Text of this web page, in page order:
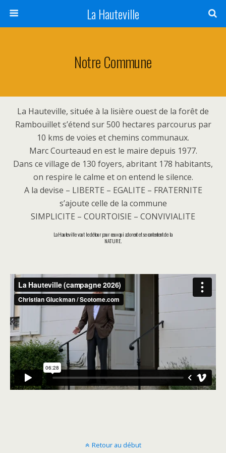
La Hauteville
Notre Commune
La Hauteville, située à la lisière ouest de la forêt de
Rambouillet s’étend sur 500 hectares parcourus par
10 kms de voies et chemins communaux.
Marc Courteaud en est le maire depuis 1977.
Dans ce village de 130 foyers, abritant 178 habitants,
on respire le calme et on entend le silence.
A la devise – LIBERTE – EGALITE – FRATERNITE
s’ajoute celle de la commune
SIMPLICITE – COURTOISIE – CONVIVIALITE
La Hauteville vaut le détour pour ceux qui adorent et se contentent de la
NATURE.
Retour au début